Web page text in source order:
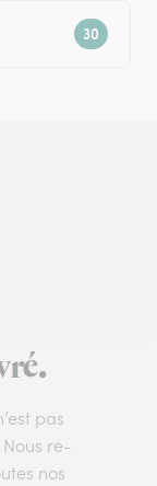
pas
re-
nos